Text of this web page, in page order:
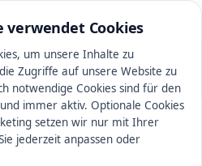
verwendet Cookies
um unsere Inhalte zu
Zugriffe auf unsere Website zu
notwendige Cookies sind für den
immer aktiv. Optionale Cookies
setzen wir nur mit Ihrer
jederzeit anpassen oder